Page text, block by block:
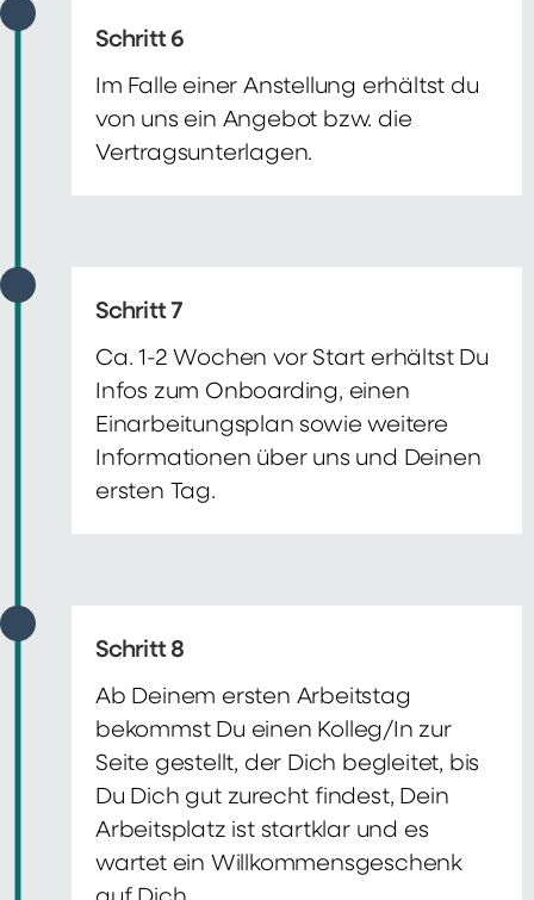
Schritt 6
Im Falle einer Anstellung erhältst du
von uns ein Angebot bzw. die
Vertragsunterlagen.
Schritt 7
Ca. 1-2 Wochen vor Start erhältst Du
Infos zum Onboarding, einen
Einarbeitungsplan sowie weitere
Informationen über uns und Deinen
ersten Tag.
Schritt 8
Ab Deinem ersten Arbeitstag
bekommst Du einen Kolleg/In zur
Seite gestellt, der Dich begleitet, bis
Du Dich gut zurecht findest, Dein
Arbeitsplatz ist startklar und es
wartet ein Willkommensgeschenk